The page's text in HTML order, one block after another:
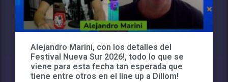
Alejandro Marini, con los detalles del
Festival Nueva Sur 2026!, todo lo que se
viene para esta fecha tan esperada que
tiene entre otros en el line up a Dillom!